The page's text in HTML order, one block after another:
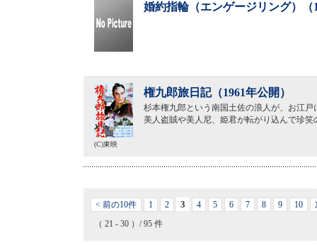
婚約指輪（エンゲージリング）（
権九郎旅日記（1961年公開）
杉本権九郎という南国土佐の浪人が、お江
美人盗賊や美人尼、姫君が転がり込んで珍笑
(C)東映
< 前の10件 1 2 3 4 5 6 7 8 9 10
（ 21 - 30 ）/ 95 件